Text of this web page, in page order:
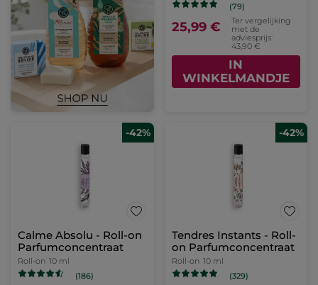
(79)
25,99 €
Ter vergelijking
met de
adviesprijs:
43,90 €
IN
WINKELMANDJE
-42%
Calme Absolu - Roll-on
Parfumconcentraat
Roll-on 10 ml
(186)
-42%
Tendres Instants - Roll-
on Parfumconcentraat
Roll-on 10 ml
(329)